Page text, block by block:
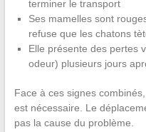
terminer le transport
Ses mamelles sont
refuse que les chatons
Elle présente des pertes
odeur) plusieurs jours
Face à ces signes
est nécessaire. Le
pas la cause du problème.